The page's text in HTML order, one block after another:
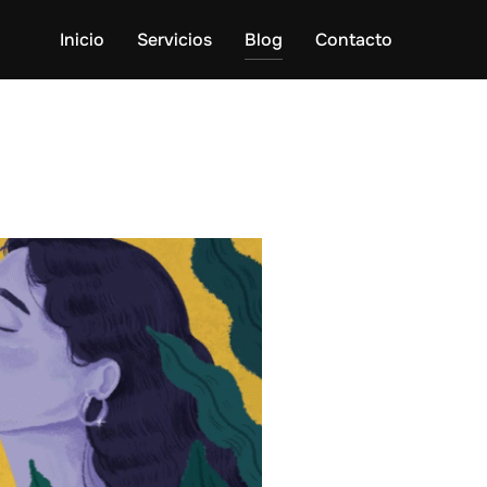
Inicio Servicios Blog Contacto